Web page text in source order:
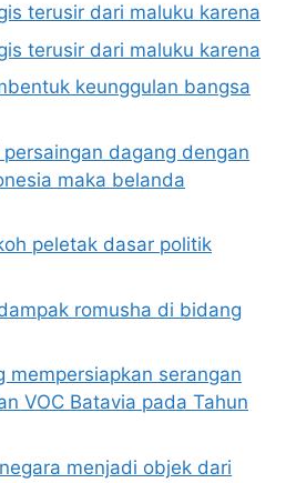
terusir dari maluku karena
terusir dari maluku karena
keunggulan bangsa
dagang dengan
maka belanda
peletak dasar politik
romusha di bidang
mempersiapkan serangan
VOC Batavia pada Tahun
menjadi objek dari